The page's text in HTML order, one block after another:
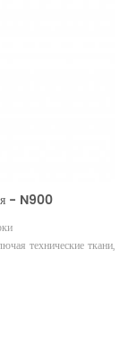
- N900
технические ткани,